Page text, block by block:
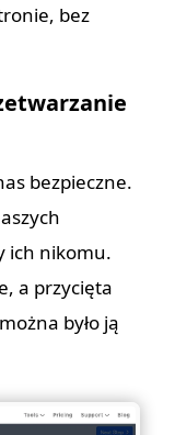
bez
bezpieczne.
ich nikomu.
a przycięta
było ją